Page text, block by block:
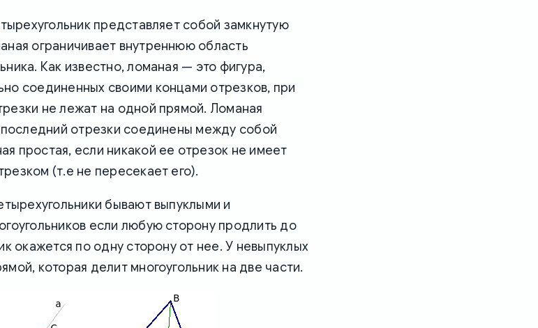
представляет собой замкнутую
ограничивает внутреннюю область
Как известно, ломаная — это фигура,
соединенных своими концами отрезков, при
не лежат на одной прямой. Ломаная
отрезки соединены между собой
простая, если никакой ее отрезок не имеет
(т.е не пересекает его).
бывают выпуклыми и
если любую сторону продлить до
окажется по одну сторону от нее. У невыпуклых
которая делит многоугольник на две части.